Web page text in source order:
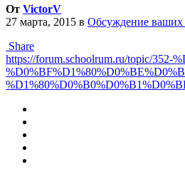
От VictorV
27 марта, 2015 в Обсуждение ваших
Share
https://forum.schoolrum.ru/topic/352-